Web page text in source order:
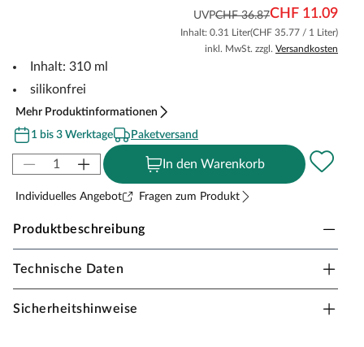
UVPCHF 36.87CHF 11.09
Inhalt: 0.31 Liter(CHF 35.77 / 1 Liter)
inkl. MwSt. zzgl. Versandkosten
Inhalt: 310 ml
silikonfrei
Mehr Produktinformationen
1 bis 3 Werktage
Paketversand
In den Warenkorb
Individuelles Angebot Fragen zum Produkt
Produktbeschreibung
FERAX Parkettfugenmasse
Technische Daten
Sicherheitshinweise